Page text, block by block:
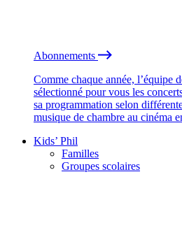
Abonnements
Comme chaque année, l’équipe
sélectionné pour vous les
sa programmation selon
musique de chambre au cinéma
Kids’ Phil
Familles
Groupes scolaires